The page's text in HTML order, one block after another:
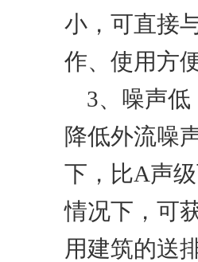
小，可直接
作、使用方
3、噪声低
降低外流噪
下，比A声
情况下，可
用建筑的送